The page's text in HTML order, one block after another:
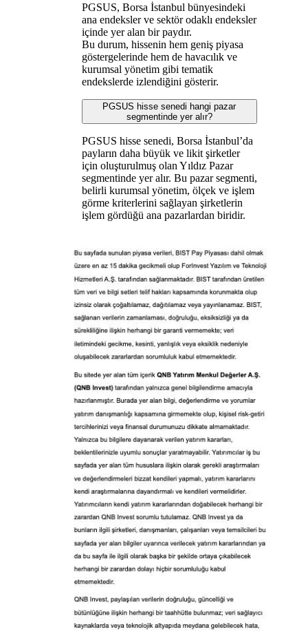
PGSUS, Borsa İstanbul bünyesindeki
ana endeksler ve sektör odaklı endeksler
içinde yer alan bir paydır.
Bu durum, hissenin hem geniş piyasa
göstergelerinde hem de havacılık ve
kurumsal yönetim gibi tematik
endekslerde izlendiğini gösterir.
PGSUS hisse senedi hangi pazar
segmentinde yer alır?
PGSUS hisse senedi, Borsa İstanbul’da
payların daha büyük ve likit şirketler
için oluşturulmuş olan Yıldız Pazar
segmentinde yer alır. Bu pazar segmenti,
belirli kurumsal yönetim, ölçek ve işlem
görme kriterlerini sağlayan şirketlerin
işlem gördüğü ana pazarlardan biridir.